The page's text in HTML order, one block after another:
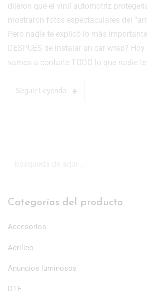
dijeron que el vinil automotriz
mostraron fotos espectaculares del
Pero nadie te explicó lo más importante:
DESPUÉS de instalar un car wrap?
vamos a contarte TODO lo que nadie te
Seguir Leyendo
Categorías del producto
Accesorios
Acrílico
Anuncios luminosos
DTF